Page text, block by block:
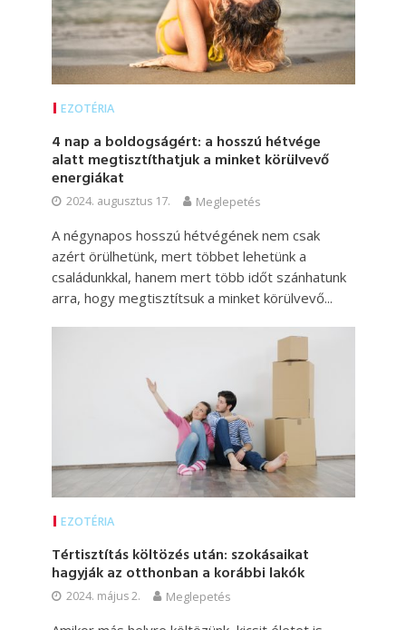
EZOTÉRIA
4 nap a boldogságért: a hosszú hétvége
alatt megtisztíthatjuk a minket körülvevő
energiákat
2024. augusztus 17. Meglepetés
A négynapos hosszú hétvégének nem csak
azért örülhetünk, mert többet lehetünk a
családunkkal, hanem mert több időt szánhatunk
arra, hogy megtisztítsuk a minket körülvevő...
EZOTÉRIA
Tértisztítás költözés után: szokásaikat
hagyják az otthonban a korábbi lakók
2024. május 2. Meglepetés